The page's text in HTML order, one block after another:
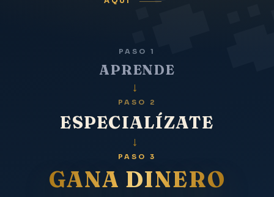
PASO 1
APRENDE
→
PASO 2
ESPECIALÍZATE
→
PASO 3
GANA DINERO